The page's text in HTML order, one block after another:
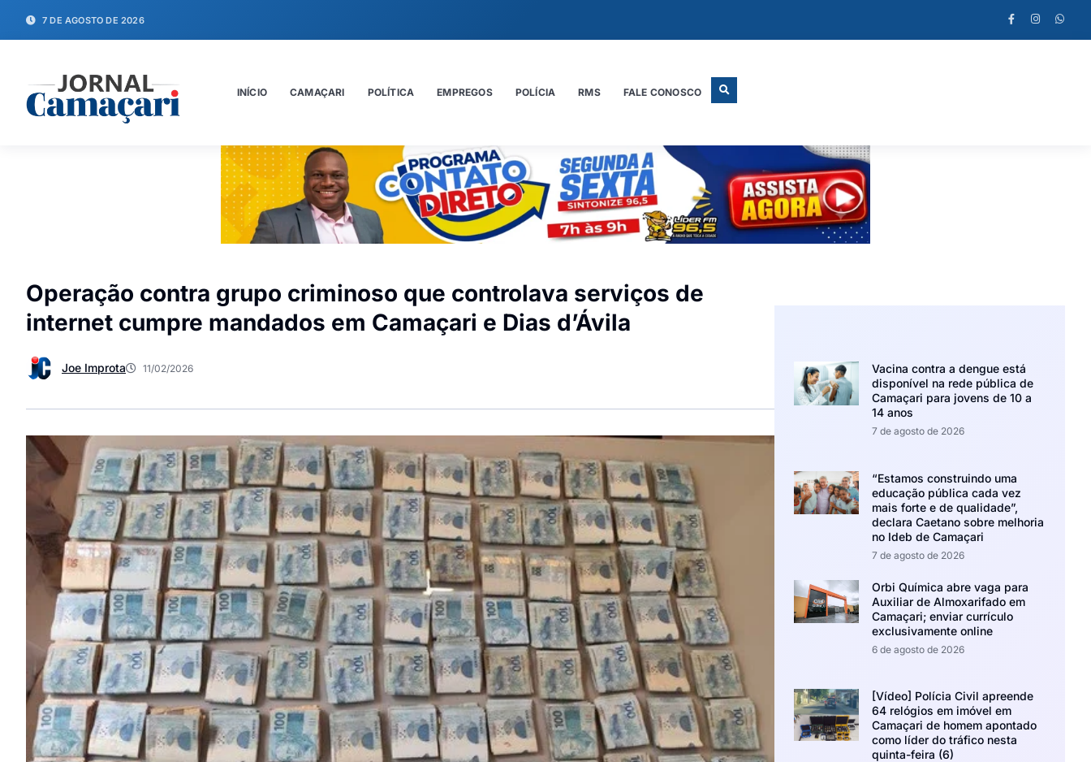
7 DE AGOSTO DE 2026
INÍCIO CAMAÇARI POLÍTICA EMPREGOS POLÍCIA RMS FALE CONOSCO
Operação contra grupo criminoso que controlava serviços de
internet cumpre mandados em Camaçari e Dias d’Ávila
Joe Improta 11/02/2026
Vacina contra a dengue está
disponível na rede pública de
Camaçari para jovens de 10 a
14 anos
7 de agosto de 2026
“Estamos construindo uma
educação pública cada vez
mais forte e de qualidade”,
declara Caetano sobre melhoria
no Ideb de Camaçari
7 de agosto de 2026
Orbi Química abre vaga para
Auxiliar de Almoxarifado em
Camaçari; enviar currículo
exclusivamente online
6 de agosto de 2026
[Vídeo] Polícia Civil apreende
64 relógios em imóvel em
Camaçari de homem apontado
como líder do tráfico nesta
quinta-feira (6)